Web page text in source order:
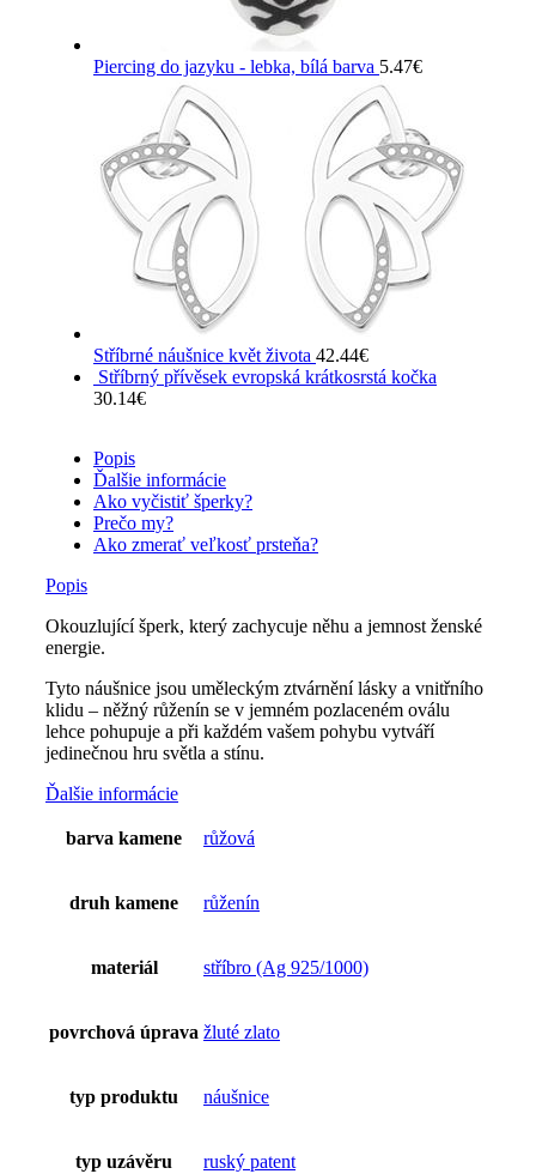
Piercing do jazyku - lebka, bílá barva 5.47€
Stříbrné náušnice květ života 42.44€
Stříbrný přívěsek evropská krátkosrstá kočka
30.14€
Popis
Ďalšie informácie
Ako vyčistiť šperky?
Prečo my?
Ako zmerať veľkosť prsteňa?
Popis
Okouzlující šperk, který zachycuje něhu a jemnost ženské
energie.
Tyto náušnice jsou uměleckým ztvárnění lásky a vnitřního
klidu – něžný růženín se v jemném pozlaceném oválu
lehce pohupuje a při každém vašem pohybu vytváří
jedinečnou hru světla a stínu.
Ďalšie informácie
barva kamene růžová
druh kamene růženín
materiál stříbro (Ag 925/1000)
povrchová úprava žluté zlato
typ produktu náušnice
typ uzávěru ruský patent